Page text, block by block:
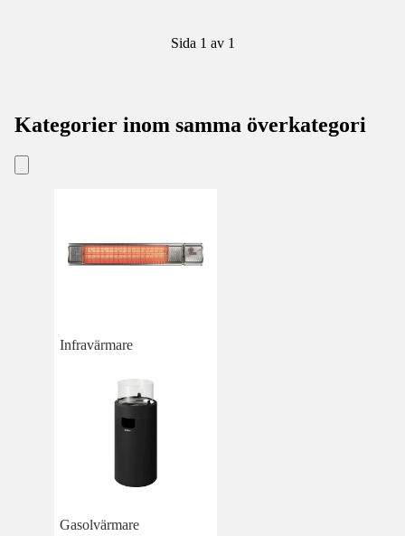
Sida 1 av 1
Kategorier inom samma överkategori
Infravärmare
Gasolvärmare